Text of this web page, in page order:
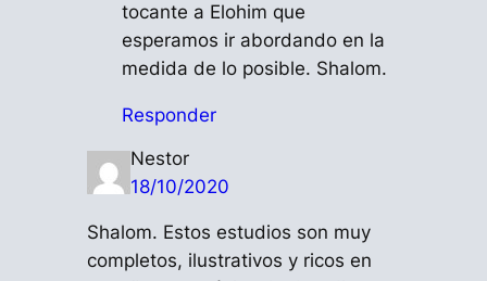
tocante a Elohim que
esperamos ir abordando en la
medida de lo posible. Shalom.
Responder
Nestor
18/10/2020
Shalom. Estos estudios son muy
completos, ilustrativos y ricos en